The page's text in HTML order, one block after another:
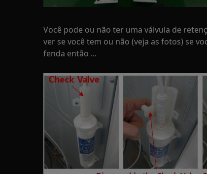
Você pode ou não ter uma válvula de
ver se você tem ou não (veja as fotos) se
fenda então ...